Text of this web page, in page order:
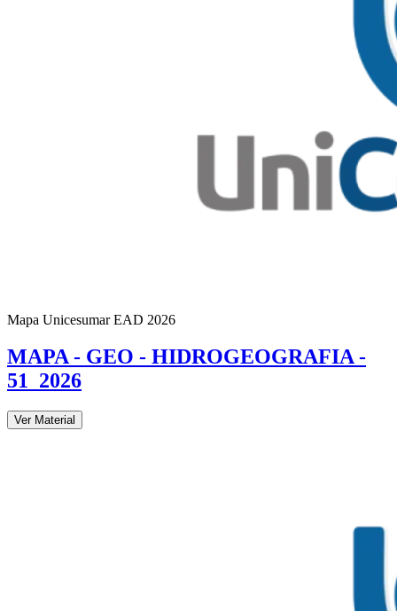
Mapa Unicesumar EAD 2026
MAPA - GEO - HIDROGEOGRAFIA -
51_2026
Ver Material